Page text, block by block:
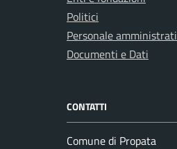
Politici
Personale
Documenti e Dati
CONTATTI
Comune di Propata